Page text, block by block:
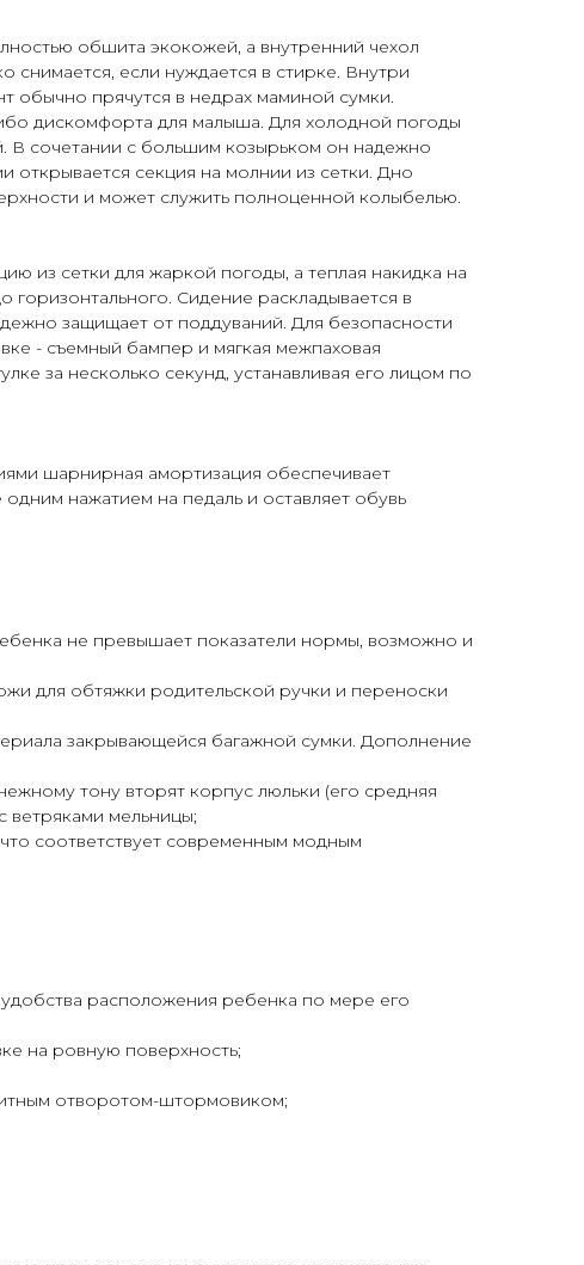
обшита экокожей, а внутренний чехол
снимается, если нуждается в стирке. Внутри
прячутся в недрах маминой сумки.
дискомфорта для малыша. Для холодной погоды
В сочетании с большим козырьком он надежно
открывается секция на молнии из сетки. Дно
и может служить полноценной колыбелью.
из сетки для жаркой погоды, а теплая накидка на
Сидение раскладывается в
защищает от поддуваний. Для безопасности
- съемный бампер и мягкая межпаховая
за несколько секунд, устанавливая его лицом по
шарнирная амортизация обеспечивает
нажатием на педаль и оставляет обувь
не превышает показатели нормы, возможно и
для обтяжки родительской ручки и переноски
закрывающейся багажной сумки. Дополнение
тону вторят корпус люльки (его средняя
ветряками мельницы;
соответствует современным модным
расположения ребенка по мере его
на ровную поверхность;
отворотом-штормовиком;